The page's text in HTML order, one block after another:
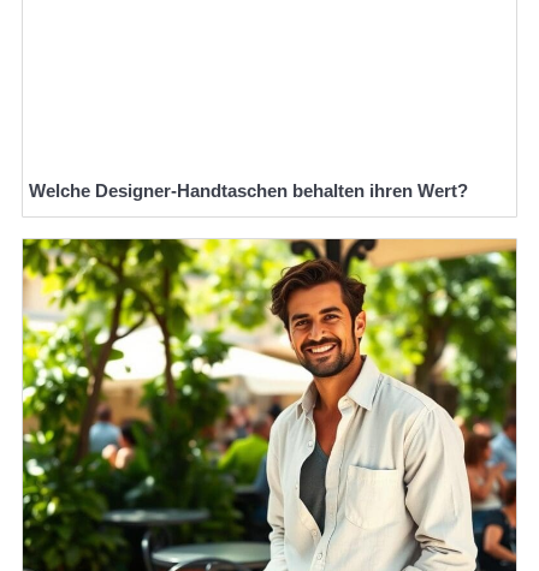
Welche Designer-Handtaschen behalten ihren Wert?